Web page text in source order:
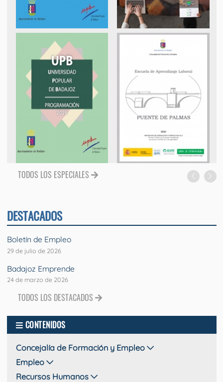
TODOS LOS ESPECIALES
DESTACADOS
Boletín de Empleo
29 de julio de 2026
Badajoz Emprende
24 de marzo de 2026
TODOS LOS DESTACADOS
CONTENIDOS
Concejalía de Formación y Empleo
Empleo
Recursos Humanos